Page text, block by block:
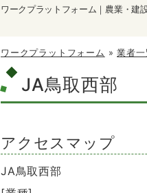
ワークプラットフォーム｜農業・建
ワークプラットフォーム »業者一
JA鳥取西部
アクセスマップ
JA鳥取西部